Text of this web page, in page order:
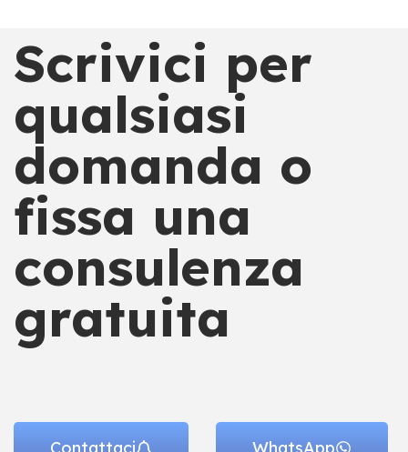
Scrivici per
qualsiasi
domanda o
fissa una
consulenza
gratuita